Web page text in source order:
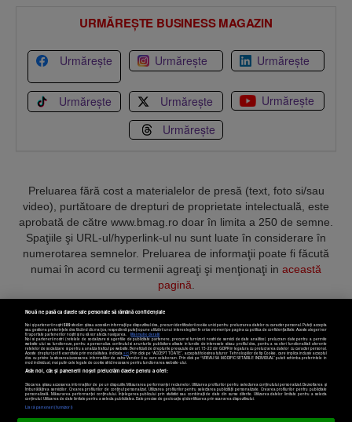
URMĂREȘTE BUSINESS MAGAZIN
Urmărește Urmărește Urmărește
Urmărește Urmărește
Urmărește
Urmărește
Preluarea fără cost a materialelor de presă (text, foto si/sau
video), purtătoare de drepturi de proprietate intelectuală, este
aprobată de către www.bmag.ro doar în limita a 250 de semne.
Spaţiile şi URL-ul/hyperlink-ul nu sunt luate în considerare în
numerotarea semnelor. Preluarea de informaţii poate fi făcută
numai în acord cu termenii agreaţi şi menţionaţi in această
pagină.
Termeni și condiții Confidențialitate Cookies Contact
Copyright © 2025 BUSINESSMEX S.A.
Setări cookies
Nouă ne pasă ca datele tale personale să rămână confidențiale
Noi și partenerii noștri589stocăm și/sau accesăm informații pe dispozitivul dvs., precum identificatorii cookie unici pentru prelucrarea datelor cu caracter personal. Puteți accepta
sau gestiona preferințele dvs. făcând clic mai jos, respectiv vă puteți opune utilizării unui interes legitim în orice moment pe pagina cu politica de confidențialitate. Aceste alegeri vor
fi raportate partenerilor noștri și nu vă vor afecta navigarea.
Mai multe detalii
Noi si partenerii nostri (retelele de socializare si agentiile de publicitate partenere, precum si furnizorii nostri de servicii de date analitice) prelucram date pentru a permite
website-ului sa functioneze, pentru a personaliza continutul si anunturile publicitare afisate in functie de interesele si/sau profilul dvs., pentru a va oferi functionalitati aferente
retelelor de socializare si pentru a analiza traficul pe website. Beneficiati de drepturile prevazute de art. 15-22 din GDPR in legatura cu prelucrarea datelor cu caracter personal.
Aceste drepturi pot fi exercitate prin modalitatea indicataaici. Prin click pe “ACCEPT TOATE”, acceptati folosirea tuturor Tehnologiilor de tip Cookie, care implica inclusiv acceptul
dvs. cu privire la stocarea/accesarea informatiilor de catre Vendor-ii cu care colaboram. Prin click pe “VREAU SA MODIFIC SETARILE INDIVIDUAL” puteti schimba preferintele in
mod individual, mai putin cele legate de cookie strict necesare pentru functionarea website-ului.
Atât noi, cât și partenerii noștri prelucrăm datele pentru a oferi:
Stocarea și/sau accesarea informațiilor de pe un dispozitiv. Măsurarea performanței reclamelor. Utilizarea profilurilor pentru selectarea conținutului personalizat. Dezvoltarea și
îmbunătățirea serviciilor. Crearea profilurilor de conținut personalizat. Utilizarea profilurilor pentru selectarea publicității personalizate. Crearea profilurilor pentru publicitate
personalizată. Măsurarea performanței conținutului. Înțelegerea publicului prin statistici sau combinații de date din surse diferite. Utilizarea datelor limitate pentru a selecta
conținutul. Utilizarea de date limitate pentru a selecta publicitatea. Date precise de geolocație și identificarea prin scanarea dispozitivului.
Listă parteneri (furnizori)